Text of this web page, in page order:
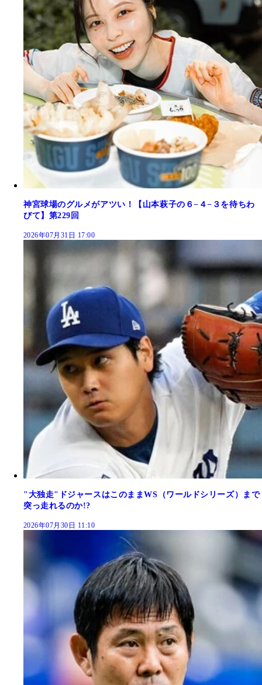
神宮球場のグルメがアツい！【山本萩子の６−４−３を待ちわ
びて】第229回
2026年07月31日 17:00
"大独走"ドジャースはこのままWS（ワールドシリーズ）まで
突っ走れるのか!?
2026年07月30日 11:10